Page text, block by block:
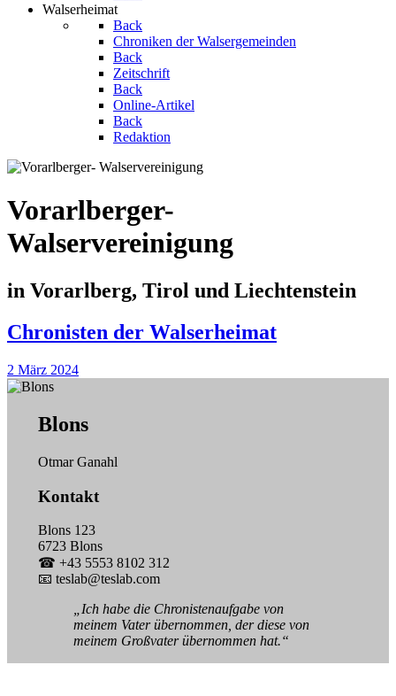
Walserheimat
Back
Chroniken der Walsergemeinden
Back
Zeitschrift
Back
Online-Artikel
Back
Redaktion
Vorarlberger-
Walservereinigung
in Vorarlberg, Tirol und Liechtenstein
Chronisten der Walserheimat
2 März 2024
Blons
Otmar Ganahl
Kontakt
Blons 123
6723 Blons
☎ +43 5553 8102 312
📧 teslab@teslab.com
„Ich habe die Chronistenaufgabe von
meinem Vater übernommen, der diese von
meinem Großvater übernommen hat.“